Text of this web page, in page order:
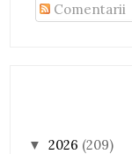
Comentarii
▼2026 (209)